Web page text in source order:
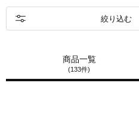
商品一覧
(133件)
絞り込む